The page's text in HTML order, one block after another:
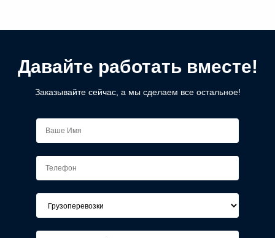
Давайте работать вместе!
Заказывайте сейчас, а мы сделаем все остальное!